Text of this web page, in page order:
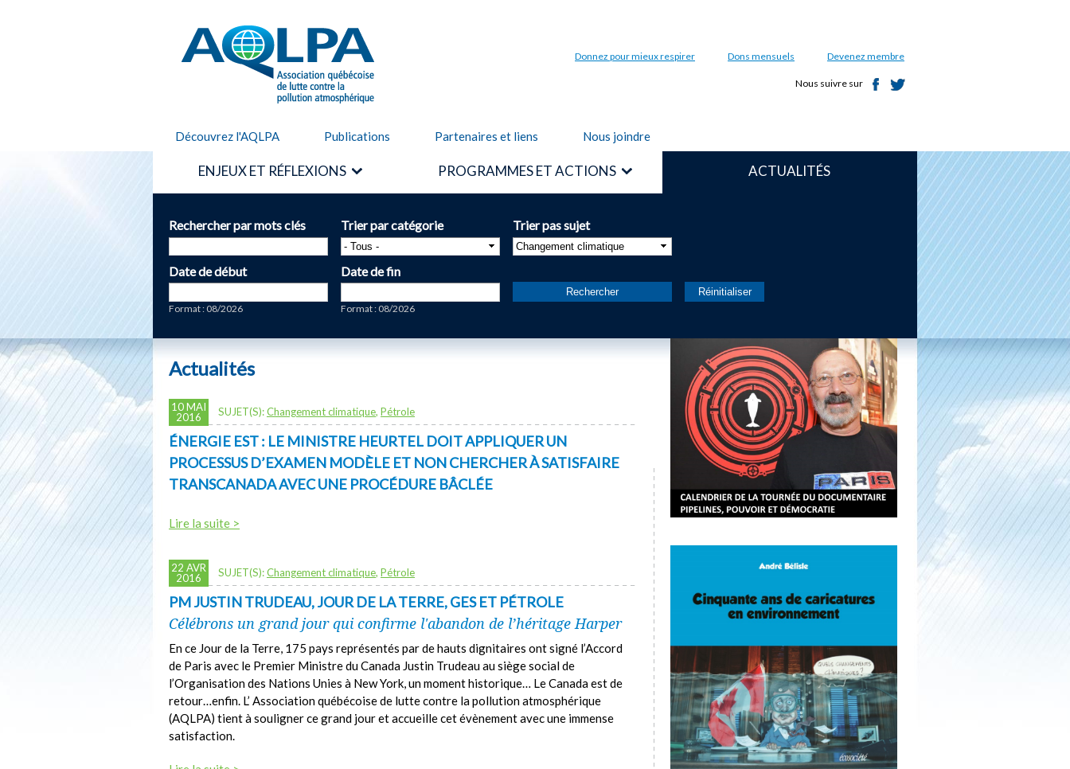
AQLPA Donnez pour mieux respirer Dons mensuels Devenez membre
Nous suivre sur
Découvrez l'AQLPA Publications Partenaires et liens Nous joindre
ENJEUX ET RÉFLEXIONS PROGRAMMES ET ACTIONS ACTUALITÉS
Rechercher par mots clés Trier par catégorie Trier pas sujet
Date de début
Format : 08/2026
Date de fin
Format : 08/2026
Actualités
10 MAI
2016
SUJET(S):Changement climatique, Pétrole
ÉNERGIE EST : LE MINISTRE HEURTEL DOIT APPLIQUER UN
PROCESSUS D’EXAMEN MODÈLE ET NON CHERCHER À SATISFAIRE
TRANSCANADA AVEC UNE PROCÉDURE BÂCLÉE
Lire la suite >
22 AVR
2016
SUJET(S):Changement climatique, Pétrole
PM JUSTIN TRUDEAU, JOUR DE LA TERRE, GES ET PÉTROLE
Célébrons un grand jour qui confirme l'abandon de l’héritage Harper
En ce Jour de la Terre, 175 pays représentés par de hauts dignitaires ont signé l’Accord
de Paris avec le Premier Ministre du Canada Justin Trudeau au siège social de
l’Organisation des Nations Unies à New York, un moment historique… Le Canada est de
retour…enfin. L’ Association québécoise de lutte contre la pollution atmosphérique
(AQLPA) tient à souligner ce grand jour et accueille cet évènement avec une immense
satisfaction.